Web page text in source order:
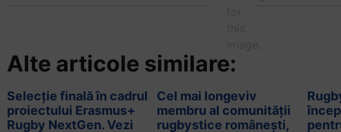
Alte articole similare:
Selecție finală în cadrul
proiectului Erasmus+
Rugby NextGen. Vezi
Cel mai longeviv
membru al comunității
rugbystice românești,